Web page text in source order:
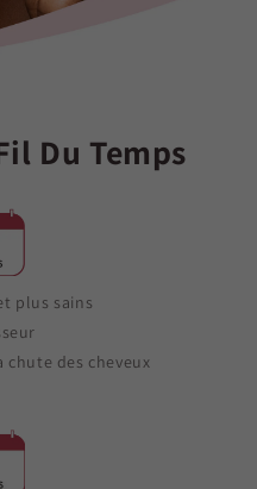
Du Temps
plus sains
chute des cheveux